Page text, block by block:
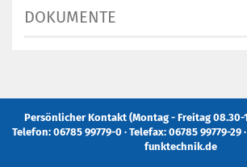
DOKUMENTE
Persönlicher Kontakt (Montag - Freitag 08.30-
Telefon: 06785 99779-0 · Telefax: 06785 99779-
funktechnik.de